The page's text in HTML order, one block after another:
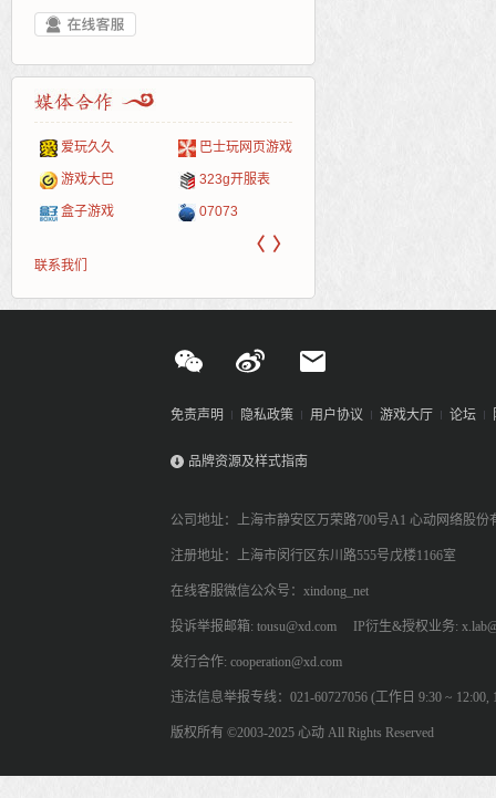
爱玩久久 巴士玩网页游戏
游戏大巴 323g开服表
盒子游戏 07073
〈 〉
联系我们
免责声明 隐私政策 用户协议 游戏大厅 论坛
品牌资源及样式指南
公司地址：上海市静安区万荣路700号A1 心动网络股份
注册地址：上海市闵行区东川路555号戊楼1166室
在线客服微信公众号：xindong_net
投诉举报邮箱: tousu@xd.com IP衍生&授权业务:
发行合作: cooperation@xd.com
违法信息举报专线：021-60727056 (工作日 9:30 ~ 12:00,
版权所有 ©2003-2025 心动 All Rights Reserved